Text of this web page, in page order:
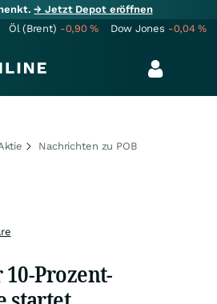
→ Jetzt Depot eröffnen
Öl (Brent) -0,90% Dow Jones -0,04%
Nachrichten zu POB
Prozent-